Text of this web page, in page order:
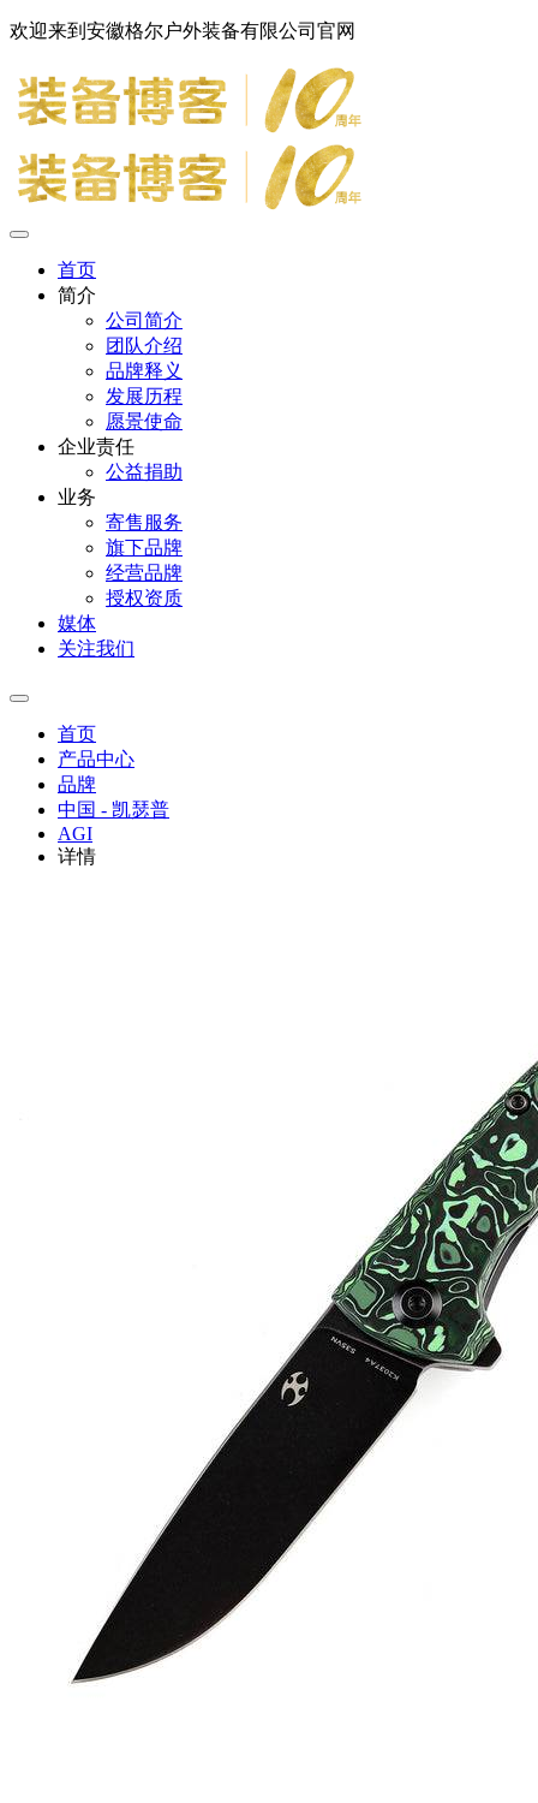
欢迎来到安徽格尔户外装备有限公司官网
首页
简介
公司简介
团队介绍
品牌释义
发展历程
愿景使命
企业责任
公益捐助
业务
寄售服务
旗下品牌
经营品牌
授权资质
媒体
关注我们
首页
产品中心
品牌
中国 - 凯瑟普
AGI
详情